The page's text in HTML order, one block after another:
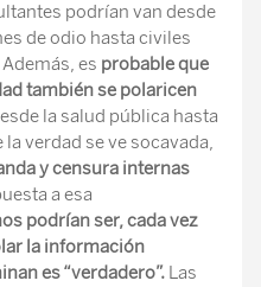
podrían van desde
de odio hasta civiles
es probable que
también se polaricen
la salud pública hasta
verdad se ve socavada,
y censura internas
a esa
podrían ser, cada vez
la información
es “verdadero”. Las